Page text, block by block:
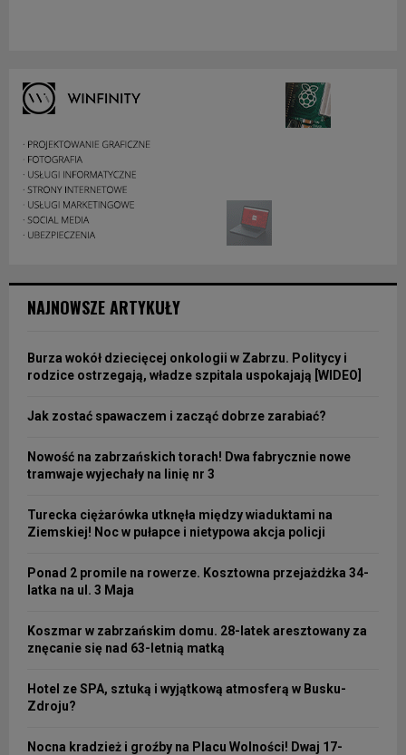
NAJNOWSZE ARTYKUŁY
Burza wokół dziecięcej onkologii w Zabrzu. Politycy i
rodzice ostrzegają, władze szpitala uspokajają [WIDEO]
Jak zostać spawaczem i zacząć dobrze zarabiać?
Nowość na zabrzańskich torach! Dwa fabrycznie nowe
tramwaje wyjechały na linię nr 3
Turecka ciężarówka utknęła między wiaduktami na
Ziemskiej! Noc w pułapce i nietypowa akcja policji
Ponad 2 promile na rowerze. Kosztowna przejażdżka 34-
latka na ul. 3 Maja
Koszmar w zabrzańskim domu. 28-latek aresztowany za
znęcanie się nad 63-letnią matką
Hotel ze SPA, sztuką i wyjątkową atmosferą w Busku-
Zdroju?
Nocna kradzież i groźby na Placu Wolności! Dwaj 17-